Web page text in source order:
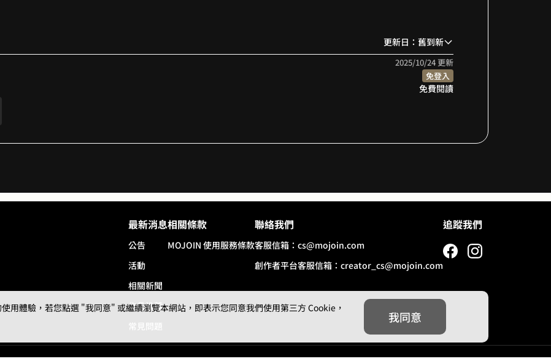
68
7
更新日：舊到新
2025/10/24 更新
免登入
免費閱讀
最新消息
公告
活動
相關新聞
作品推薦
常見問題
相關條款
MOJOIN 使用服務條款
聯絡我們
客服信箱： cs@mojoin.com
創作者平台客服信箱： creator_cs@mojoin.com
追蹤我們
用體驗，若您點選 "我同意" 或繼續瀏覽本網站，即表示您同意我們使用第三方 Cookie，
我同意